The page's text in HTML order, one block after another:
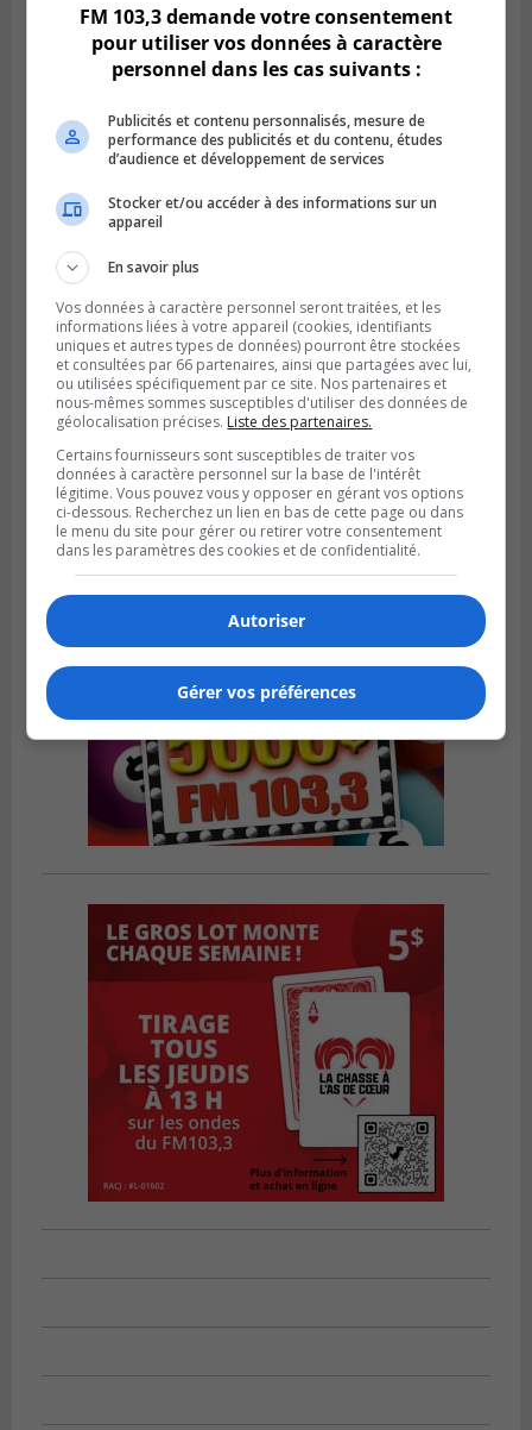
BROSSARD
Publié le 2 août 2026 à 23h04
Rappel de quatre produits alimentaires à
Brossard
GREENFIELD PARK
Publié le 31 juillet 2026 à 16h45
Des firmes de Longueuil vont participer
aux méga-travaux de l’hôpital Charles-
Le Moyne
FM 103,3 demande votre consentement
pour utiliser vos données à caractère
personnel dans les cas suivants :
Publicités et contenu personnalisés, mesure de
performance des publicités et du contenu, études
d’audience et développement de services
Stocker et/ou accéder à des informations sur un
appareil
En savoir plus
Vos données à caractère personnel seront traitées, et les
informations liées à votre appareil (cookies, identifiants
uniques et autres types de données) pourront être stockées
et consultées par 66 partenaires, ainsi que partagées avec lui,
ou utilisées spécifiquement par ce site. Nos partenaires et
nous-mêmes sommes susceptibles d'utiliser des données de
géolocalisation précises. Liste des partenaires.
Certains fournisseurs sont susceptibles de traiter vos
données à caractère personnel sur la base de l'intérêt
légitime. Vous pouvez vous y opposer en gérant vos options
ci-dessous. Recherchez un lien en bas de cette page ou dans
le menu du site pour gérer ou retirer votre consentement
dans les paramètres des cookies et de confidentialité.
Autoriser
Gérer vos préférences